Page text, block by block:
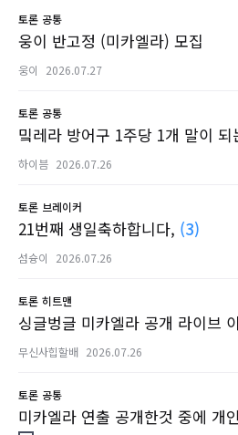
토론 공통
웅이 반고정 (미카엘라) 모집
웅이 2026.07.27
토론 공통
밐레라 방어구 1주당 1개 말이 되
하이븜 2026.07.26
토론 브레이커
21번째 생일축하합니다, (3)
섬슝이 2026.07.26
토론 히트맨
싱글벙글 미카엘라 공개 라이브
무신사힙할배 2026.07.26
토론 공통
미카엘라 연출 공개한것 중에 개